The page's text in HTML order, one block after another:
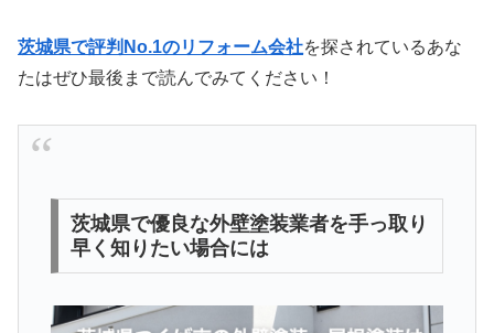
茨城県で評判No.1のリフォーム会社を探されているあな
たはぜひ最後まで読んでみてください！
茨城県で優良な外壁塗装業者を手っ取り
早く知りたい場合には